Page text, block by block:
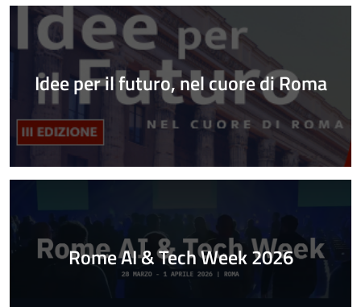
Idee per il futuro, nel cuore di Roma
Rome AI & Tech Week 2026